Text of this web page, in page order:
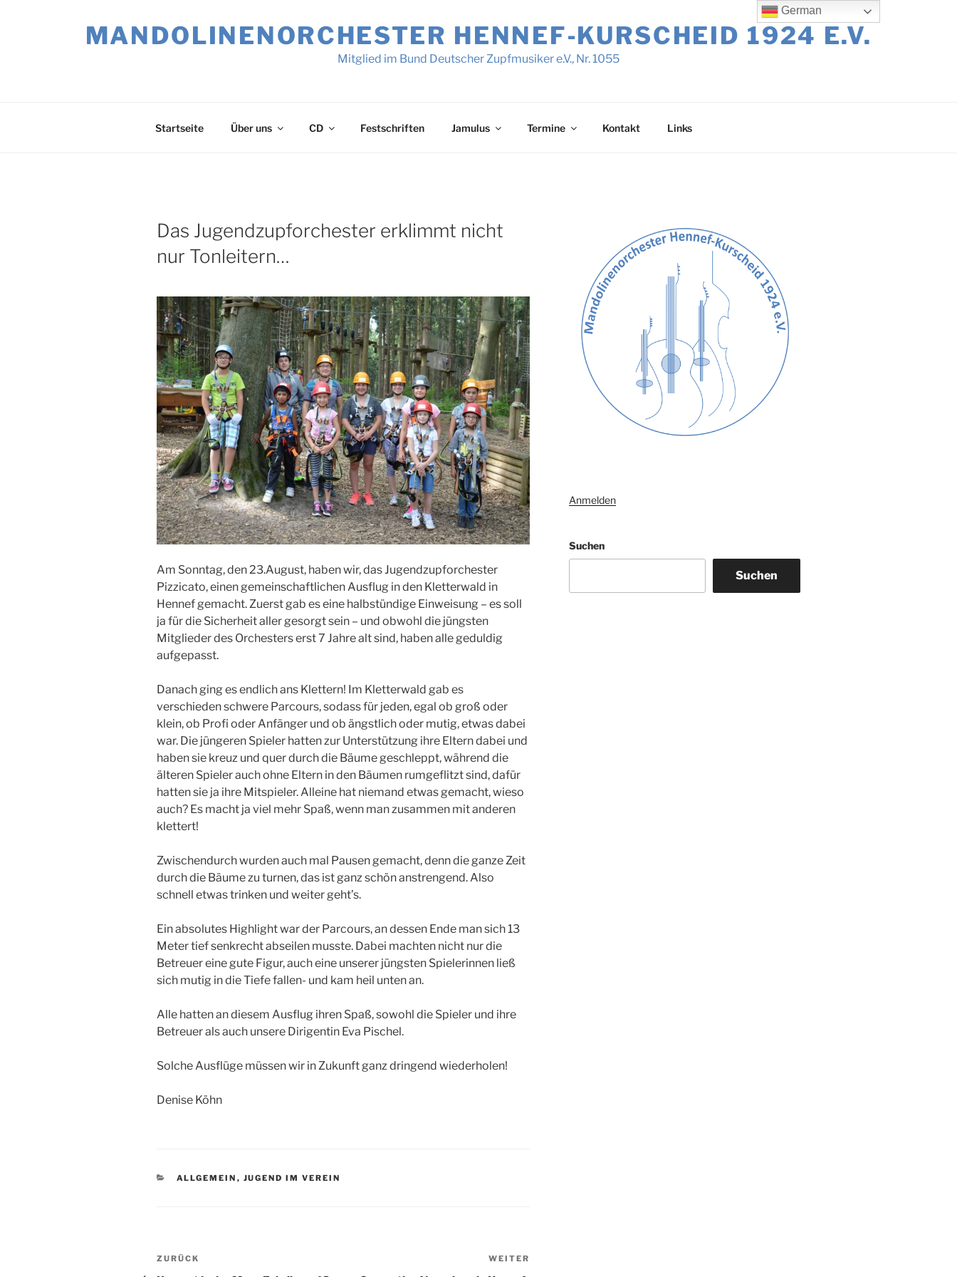
MANDOLINENORCHESTER HENNEF‑KURSCHEID 1924 E.V.
Mitglied im Bund Deutscher Zupfmusiker e.V., Nr. 1055
Startseite Über uns CD Festschriften Jamulus Termine Kontakt Links
VERÖFFENTLICHT
AM
Das Jugendzupforchester erklimmt nicht
nur Tonleitern…
Am Sonntag, den 23.August, haben wir, das Jugendzupforchester
Pizzicato, einen gemeinschaftlichen Ausflug in den Kletterwald in
Hennef gemacht. Zuerst gab es eine halbstündige Einweisung – es soll
ja für die Sicherheit aller gesorgt sein – und obwohl die jüngsten
Mitglieder des Orchesters erst 7 Jahre alt sind, haben alle geduldig
aufgepasst.
Danach ging es endlich ans Klettern! Im Kletterwald gab es
verschieden schwere Parcours, sodass für jeden, egal ob groß oder
klein, ob Profi oder Anfänger und ob ängstlich oder mutig, etwas dabei
war. Die jüngeren Spieler hatten zur Unterstützung ihre Eltern dabei und
haben sie kreuz und quer durch die Bäume geschleppt, während die
älteren Spieler auch ohne Eltern in den Bäumen rumgeflitzt sind, dafür
hatten sie ja ihre Mitspieler. Alleine hat niemand etwas gemacht, wieso
auch? Es macht ja viel mehr Spaß, wenn man zusammen mit anderen
klettert!
Zwischendurch wurden auch mal Pausen gemacht, denn die ganze Zeit
durch die Bäume zu turnen, das ist ganz schön anstrengend. Also
schnell etwas trinken und weiter geht’s.
Ein absolutes Highlight war der Parcours, an dessen Ende man sich 13
Meter tief senkrecht abseilen musste. Dabei machten nicht nur die
Betreuer eine gute Figur, auch eine unserer jüngsten Spielerinnen ließ
sich mutig in die Tiefe fallen- und kam heil unten an.
Alle hatten an diesem Ausflug ihren Spaß, sowohl die Spieler und ihre
Betreuer als auch unsere Dirigentin Eva Pischel.
Solche Ausflüge müssen wir in Zukunft ganz dringend wiederholen!
Denise Köhn
KATEGORIEN
ALLGEMEIN , JUGEND IM VEREIN
Beitragsnavigation
Vorheriger
ZURÜCK WEITER
Anmelden
Suchen
Suchen
German